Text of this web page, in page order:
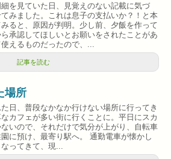
を見ていた日、見覚えのない記載に気づ
みました。これは息子の支払いか？！と本
ると、原因が判明。少し前、夕飯を作って
承認してほしいとお願いをされたことがあ
えるものだったので、...
記事を読む
場所
日、普段なかなか行けない場所に行ってき
カフェが多い街に行くことに。平日にスカ
いので、それだけで気分が上がり、自転車
に預け、最寄り駅へ。 通勤電車が懐かし
ってきて、現...